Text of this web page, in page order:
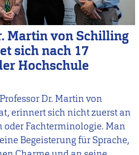
Martin von Schilling
sich nach 17
Hochschule
Dr. Martin von
erinnert sich nicht zuerst an
Fachterminologie. Man
Begeisterung für Sprache,